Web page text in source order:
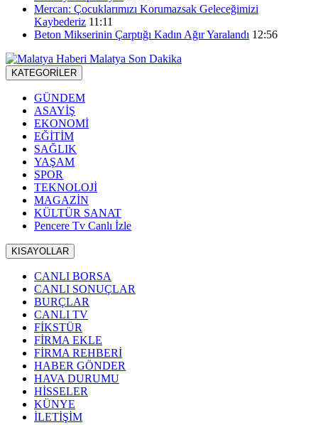
Mercan: Çocuklarımızı Korumazsak Geleceğimizi
Kaybederiz 11:11
Beton Mikserinin Çarptığı Kadın Ağır Yaralandı 12:56
KATEGORİLER
GÜNDEM
ASAYİŞ
EKONOMİ
EĞİTİM
SAĞLIK
YAŞAM
SPOR
TEKNOLOJİ
MAGAZİN
KÜLTÜR SANAT
Pencere Tv Canlı İzle
KISAYOLLAR
CANLI BORSA
CANLI SONUÇLAR
BURÇLAR
CANLI TV
FİKSTÜR
FİRMA EKLE
FİRMA REHBERİ
HABER GÖNDER
HAVA DURUMU
HİSSELER
KÜNYE
İLETİŞİM